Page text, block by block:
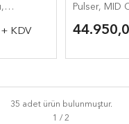
+ KDV
Pulser, MID
35 adet ürün bulunmuştur.